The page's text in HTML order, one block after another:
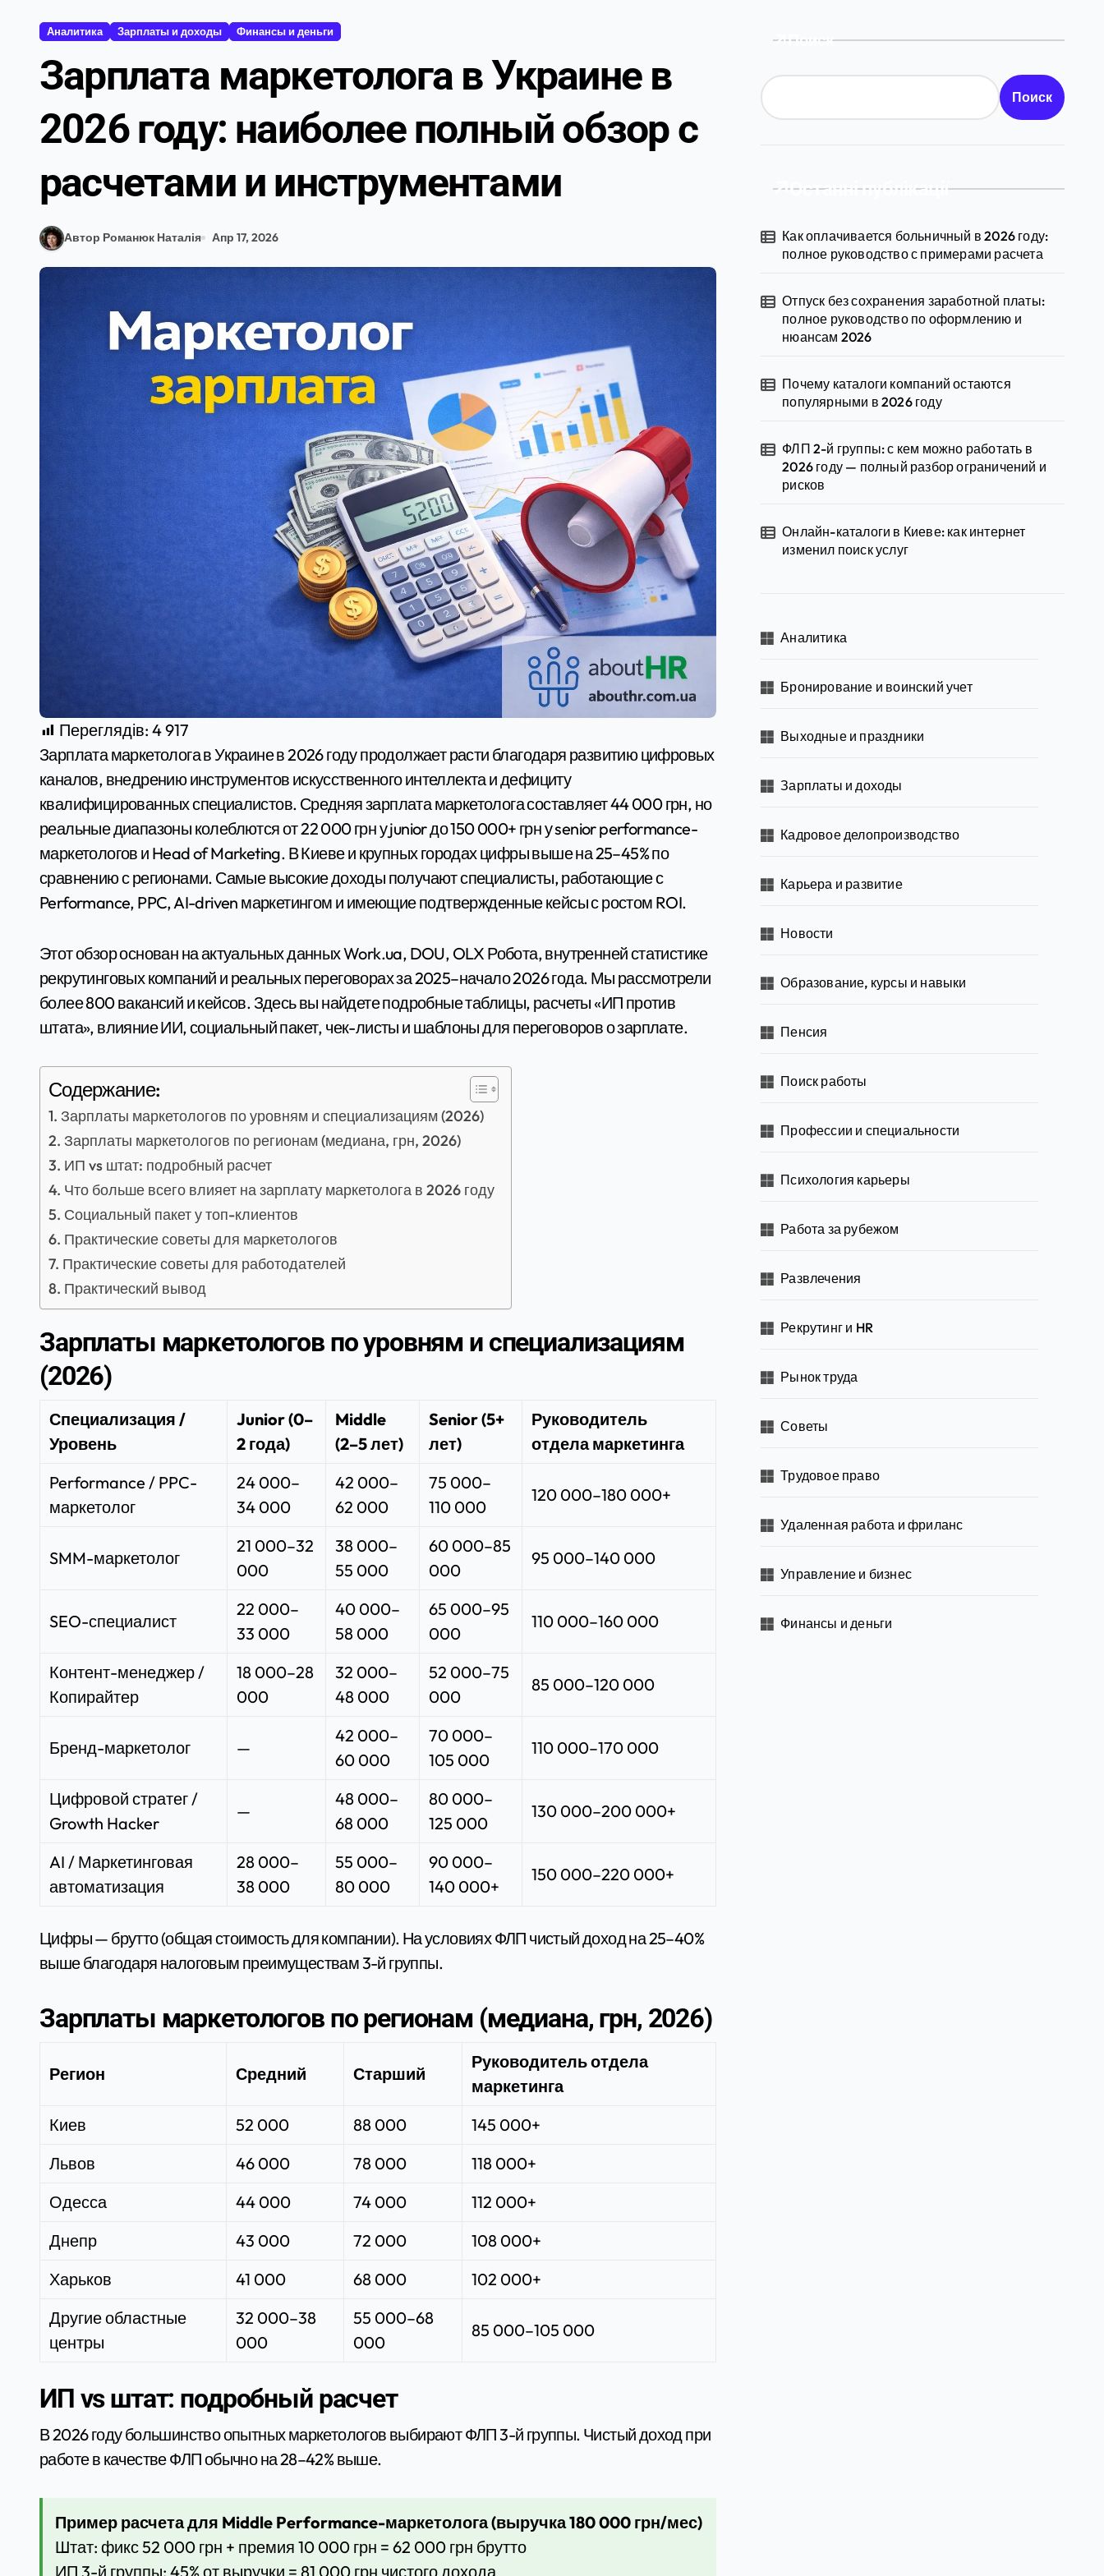
Аналитика Зарплаты и доходы Финансы и деньги
Зарплата маркетолога в Украине в
2026 году: наиболее полный обзор с
расчетами и инструментами
Автор Романюк Наталія Апр 17, 2026
Переглядів: 4 917
Зарплата маркетолога в Украине в 2026 году продолжает расти благодаря развитию цифровых
каналов, внедрению инструментов искусственного интеллекта и дефициту
квалифицированных специалистов. Средняя зарплата маркетолога составляет 44 000 грн, но
реальные диапазоны колеблются от 22 000 грн у junior до 150 000+ грн у senior performance-
маркетологов и Head of Marketing. В Киеве и крупных городах цифры выше на 25–45% по
сравнению с регионами. Самые высокие доходы получают специалисты, работающие с
Performance, PPC, AI-driven маркетингом и имеющие подтвержденные кейсы с ростом ROI.
Этот обзор основан на актуальных данных Work.ua, DOU, OLX Робота, внутренней статистике
рекрутинговых компаний и реальных переговорах за 2025–начало 2026 года. Мы рассмотрели
более 800 вакансий и кейсов. Здесь вы найдете подробные таблицы, расчеты «ИП против
штата», влияние ИИ, социальный пакет, чек-листы и шаблоны для переговоров о зарплате.
Содержание:
Зарплаты маркетологов по уровням и специализациям (2026)
Зарплаты маркетологов по регионам (медиана, грн, 2026)
ИП vs штат: подробный расчет
Что больше всего влияет на зарплату маркетолога в 2026 году
Социальный пакет у топ-клиентов
Практические советы для маркетологов
Практические советы для работодателей
Практический вывод
Зарплаты маркетологов по уровням и специализациям
(2026)
Специализация /
Уровень
Junior (0–
2 года)
Middle
(2–5 лет)
Senior (5+
лет)
Руководитель
отдела маркетинга
Performance / PPC-
маркетолог
24 000–
34 000
42 000–
62 000
75 000–
110 000
120 000–180 000+
SMM-маркетолог
21 000–32
000
38 000–
55 000
60 000–85
000
95 000–140 000
SEO-специалист
22 000–
33 000
40 000–
58 000
65 000–95
000
110 000–160 000
Контент-менеджер /
Копирайтер
18 000–28
000
32 000–
48 000
52 000–75
000
85 000–120 000
Бренд-маркетолог —
42 000–
60 000
70 000–
105 000
110 000–170 000
Цифровой стратег /
Growth Hacker
—
48 000–
68 000
80 000–
125 000
130 000–200 000+
AI / Маркетинговая
автоматизация
28 000–
38 000
55 000–
80 000
90 000–
140 000+
150 000–220 000+
Цифры — брутто (общая стоимость для компании). На условиях ФЛП чистый доход на 25–40%
выше благодаря налоговым преимуществам 3-й группы.
Зарплаты маркетологов по регионам (медиана, грн, 2026)
Регион Средний Старший
Руководитель отдела
маркетинга
Киев
52 000 88 000
145 000+
Львов
46 000 78 000
118 000+
Одесса
44 000 74 000
112 000+
Днепр
43 000 72 000
108 000+
Харьков
41 000 68 000
102 000+
Другие областные
центры
32 000–38
000
55 000–68
000
85 000–105 000
ИП vs штат: подробный расчет
В 2026 году большинство опытных маркетологов выбирают ФЛП 3-й группы. Чистый доход при
работе в качестве ФЛП обычно на 28–42% выше.
Пример расчета для Middle Performance-маркетолога (выручка 180 000 грн/мес)
Штат: фикс 52 000 грн + премия 10 000 грн = 62 000 грн брутто
ИП 3-й группы: 45% от выручки = 81 000 грн чистого дохода
Поиск
Поиск
Останні публікації
Как оплачивается больничный в 2026 году:
полное руководство с примерами расчета
Отпуск без сохранения заработной платы:
полное руководство по оформлению и
нюансам 2026
Почему каталоги компаний остаются
популярными в 2026 году
ФЛП 2-й группы: с кем можно работать в
2026 году — полный разбор ограничений и
рисков
Онлайн-каталоги в Киеве: как интернет
изменил поиск услуг
Аналитика
Бронирование и воинский учет
Выходные и праздники
Зарплаты и доходы
Кадровое делопроизводство
Карьера и развитие
Новости
Образование, курсы и навыки
Пенсия
Поиск работы
Профессии и специальности
Психология карьеры
Работа за рубежом
Развлечения
Рекрутинг и HR
Рынок труда
Советы
Трудовое право
Удаленная работа и фриланс
Управление и бизнес
Финансы и деньги